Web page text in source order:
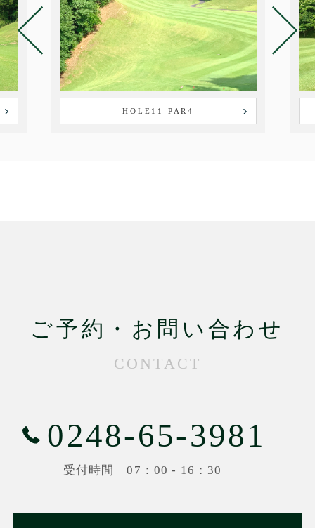
HOLE11 PAR4
ご予約・お問い合わせ
CONTACT
0248-65-3981
受付時間 07：00 - 16：30